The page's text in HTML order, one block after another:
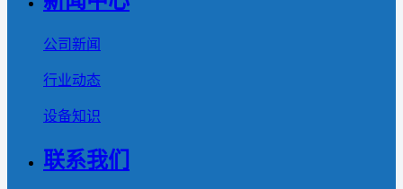
公司新闻
行业动态
设备知识
联系我们